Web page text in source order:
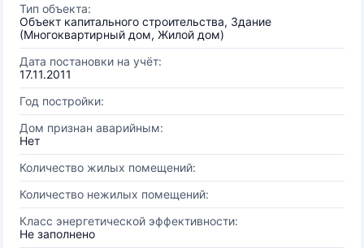
Тип объекта:
Объект капитального строительства, Здание
(Многоквартирный дом, Жилой дом)
Дата постановки на учёт:
17.11.2011
Год постройки:
Дом признан аварийным:
Нет
Количество жилых помещений:
Количество нежилых помещений:
Класс энергетической эффективности:
Не заполнено